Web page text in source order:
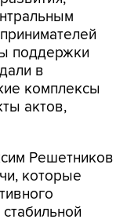
поддержки
в
комплексы
актов,
Решетников
которые